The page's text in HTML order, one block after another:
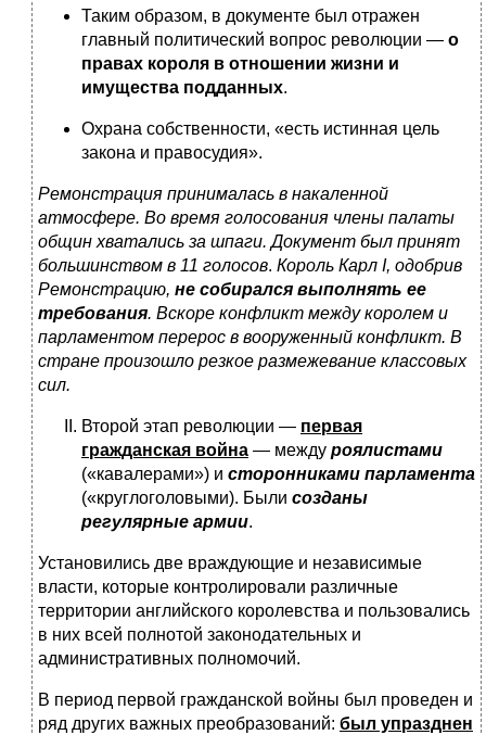
Таким образом, в документе был отражен
главный политический вопрос революции — о
правах короля в отношении жизни и
имущества подданных.
Охрана собственности, «есть истинная цель
закона и правосудия».
Ремонстрация принималась в накаленной
атмосфере. Во время голосования члены палаты
общин хватались за шпаги. Документ был принят
большинством в 11 голосов. Король Карл I, одобрив
Ремонстрацию, не собирался выполнять ее
требования. Вскоре конфликт между королем и
парламентом перерос в вооруженный конфликт. В
стране произошло резкое размежевание классовых
сил.
Второй этап революции — первая
гражданская война — между роялистами
(«кавалерами») и сторонниками парламента
(«круглоголовыми). Были созданы
регулярные армии.
Установились две враждующие и независимые
власти, которые контролировали различные
территории английского королевства и пользовались
в них всей полнотой законодательных и
административных полномочий.
В период первой гражданской войны был проведен и
ряд других важных преобразований: был упразднен